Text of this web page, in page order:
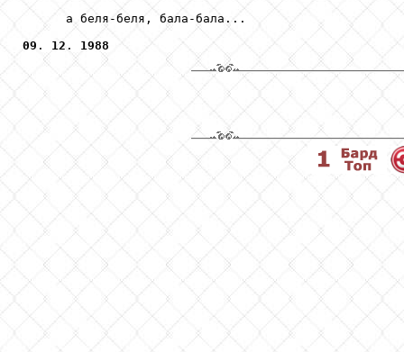
      а беля-беля, бала-бала...
09 . 12 . 1988